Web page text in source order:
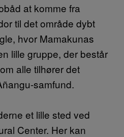
at komme fra
til det område dybt
hvor Mamakunas
lille gruppe, der består
alle tilhører det
samfund.
et lille sted ved
Center. Her kan